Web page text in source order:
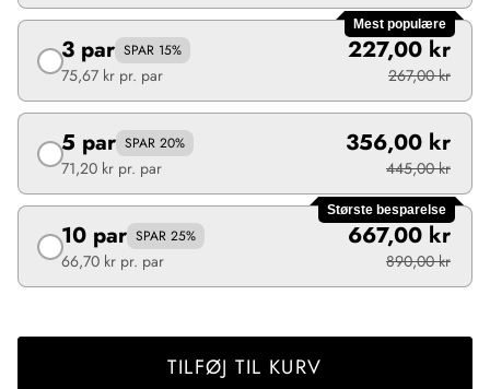
Mest populære
3 par SPAR 15%
75,67 kr pr. par
227,00 kr
267,00 kr
5 par SPAR 20%
71,20 kr pr. par
356,00 kr
445,00 kr
Største besparelse
10 par SPAR 25%
66,70 kr pr. par
667,00 kr
890,00 kr
TILFØJ TIL KURV